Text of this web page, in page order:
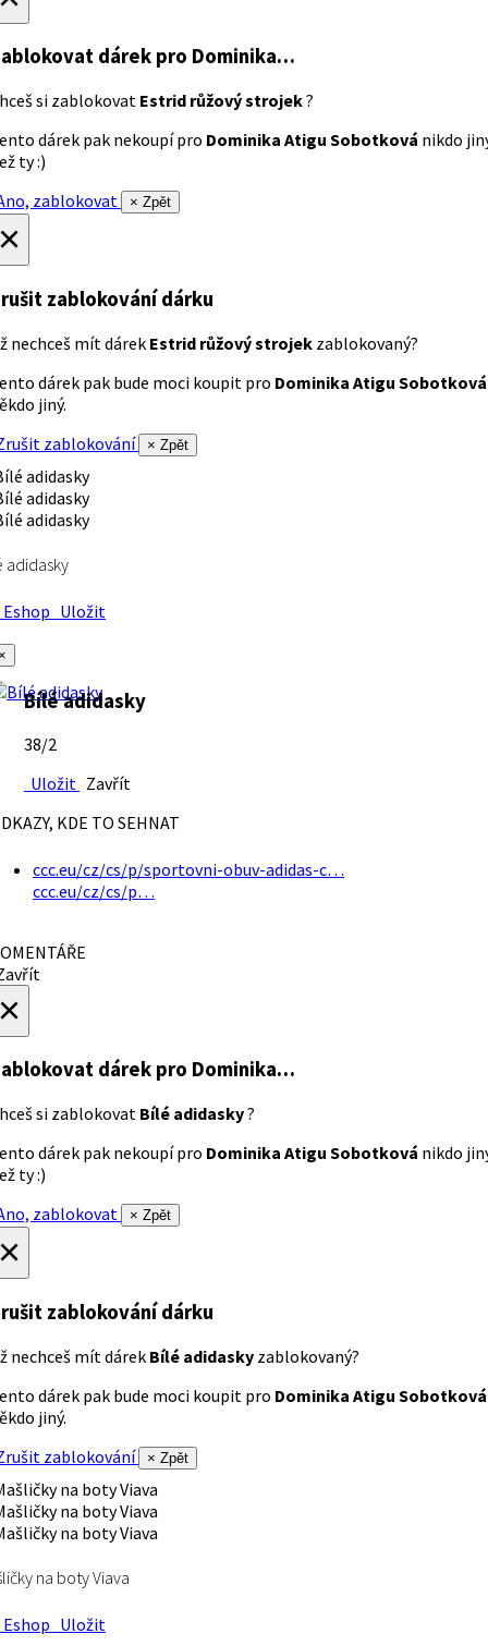
dárek pro Dominika…
si zablokovat Estrid růžový strojek?
dárek pak nekoupí pro Dominika Atigu Sobotková nikdo
ty :)
zablokovat
× Zpět
zablokování dárku
nechceš mít dárek Estrid růžový strojek zablokovaný?
dárek pak bude moci koupit pro Dominika Atigu Sobotková
jiný.
zablokování
× Zpět
adidasky
Uložit
Bílé adidasky
38/2
Uložit Zavřít
KDE TO SEHNAT
ccc.eu/cz/cs/p/sportovni-obuv-adidas-c…
ccc.eu/cz/cs/p…
dárek pro Dominika…
si zablokovat Bílé adidasky?
dárek pak nekoupí pro Dominika Atigu Sobotková nikdo
ty :)
zablokovat
× Zpět
zablokování dárku
nechceš mít dárek Bílé adidasky zablokovaný?
dárek pak bude moci koupit pro Dominika Atigu Sobotková
jiný.
zablokování
× Zpět
na boty Viava
Uložit